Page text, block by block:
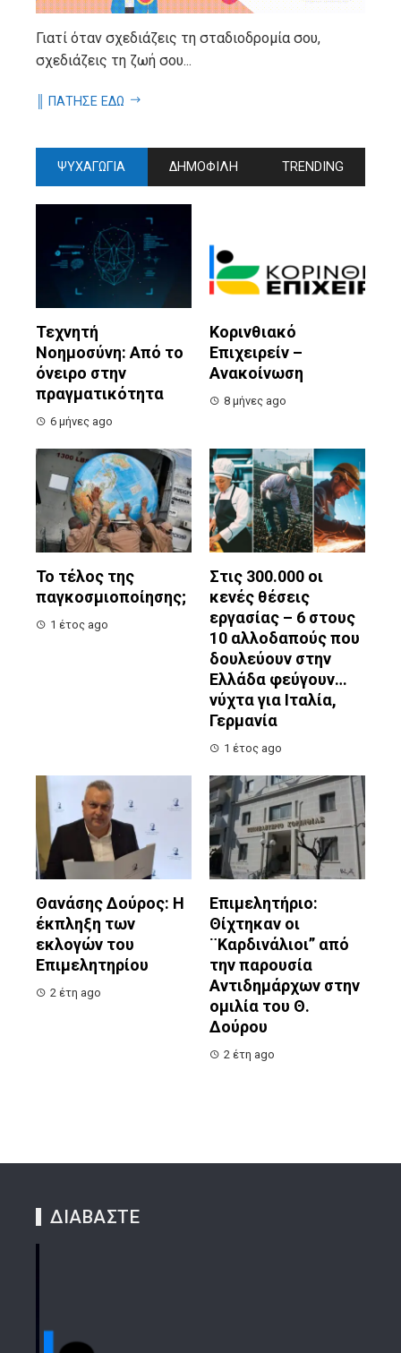
Γιατί όταν σχεδιάζεις τη σταδιοδρομία σου,
σχεδιάζεις τη ζωή σου...
║ ΠΑΤΗΣΕ ΕΔΩ
ΨΥΧΑΓΩΓΙΑ ΔΗΜΟΦΙΛΗ TRENDING
Τεχνητή
Νοημοσύνη: Από το
όνειρο στην
πραγματικότητα
6 μήνες ago
Κορινθιακό
Επιχειρείν –
Ανακοίνωση
8 μήνες ago
Το τέλος της
παγκοσμιοποίησης;
1 έτος ago
Στις 300.000 οι
κενές θέσεις
εργασίας – 6 στους
10 αλλοδαπούς που
δουλεύουν στην
Ελλάδα φεύγουν…
νύχτα για Ιταλία,
Γερμανία
1 έτος ago
Θανάσης Δούρος: Η
έκπληξη των
εκλογών του
Επιμελητηρίου
2 έτη ago
Επιμελητήριο:
Θίχτηκαν οι
¨Καρδινάλιοι” από
την παρουσία
Αντιδημάρχων στην
ομιλία του Θ.
Δούρου
2 έτη ago
ΔΙΑΒΑΣΤΕ